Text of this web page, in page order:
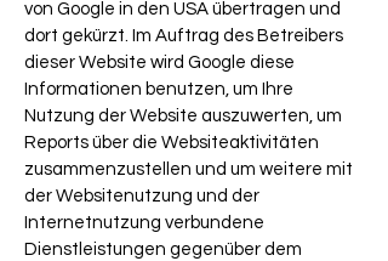
von Google in den USA übertragen und
dort gekürzt. Im Auftrag des Betreibers
dieser Website wird Google diese
Informationen benutzen, um Ihre
Nutzung der Website auszuwerten, um
Reports über die Websiteaktivitäten
zusammenzustellen und um weitere mit
der Websitenutzung und der
Internetnutzung verbundene
Dienstleistungen gegenüber dem